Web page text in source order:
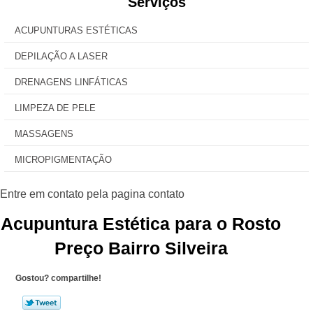
ACUPUNTURAS ESTÉTICAS
DEPILAÇÃO A LASER
DRENAGENS LINFÁTICAS
LIMPEZA DE PELE
MASSAGENS
MICROPIGMENTAÇÃO
Acupuntura Estética para o Rosto
Preço Bairro Silveira
Gostou? compartilhe!